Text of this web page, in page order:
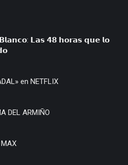
𝗟𝗮𝘀 𝟰𝟴 𝗵𝗼𝗿𝗮𝘀 𝗾𝘂𝗲 𝗹𝗼
en NETFLIX
DEL ARMIÑO
MAX